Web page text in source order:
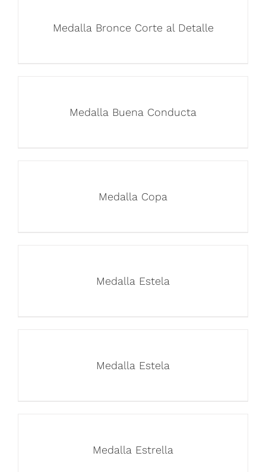
Medalla Bronce Corte al Detalle
Medalla Buena Conducta
Medalla Copa
Medalla Estela
Medalla Estela
Medalla Estrella